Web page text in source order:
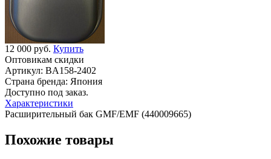
12 000 руб. Купить
Оптовикам скидки
Артикул: BA158-2402
Страна бренда: Япония
Доступно под заказ.
Характеристики
Расширительный бак GMF/EMF (440009665)
Похожие товары